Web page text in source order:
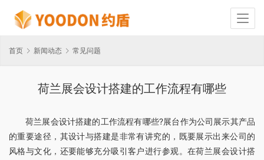
首页 新闻动态 常见问题
荷兰展会设计搭建的工作流程有哪些
荷兰展会设计搭建的工作流程有哪些?展台作为公司展示其产品
的重要途径，其设计与搭建是非常有讲究的，既要展示出来公司的
风格与文化，还要能够充分吸引客户进行参观。在荷兰展会设计搭